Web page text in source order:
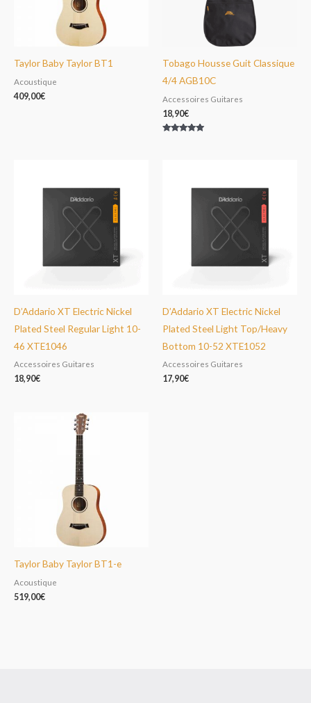
Taylor Baby Taylor BT1
Acoustique
409,00€
Tobago Housse Guit Classique
4/4 AGB10C
Accessoires Guitares
18,90€
D’Addario XT Electric Nickel
Plated Steel Regular Light 10-
46 XTE1046
Accessoires Guitares
18,90€
D’Addario XT Electric Nickel
Plated Steel Light Top/Heavy
Bottom 10-52 XTE1052
Accessoires Guitares
17,90€
Taylor Baby Taylor BT1-e
Acoustique
519,00€